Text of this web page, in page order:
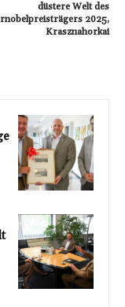
düstere Welt des
2025,
Krasznahorkai